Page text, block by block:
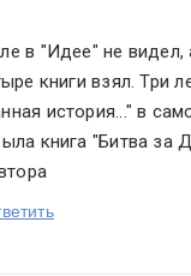
в "Идее" не видел,
книги взял. Три
история..." в
книга "Битва за